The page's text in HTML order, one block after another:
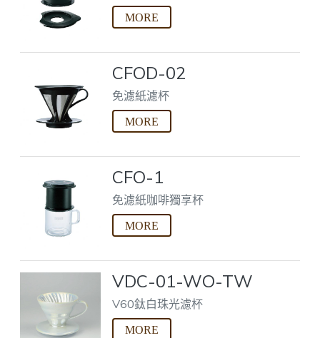
CFOD-02
免濾紙濾杯
CFO-1
免濾紙咖啡獨享杯
VDC-01-WO-TW
V60鈦白珠光濾杯